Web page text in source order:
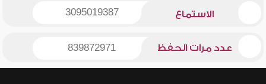
الاستماع 3095019387
عدد مرات الحفظ 839872971